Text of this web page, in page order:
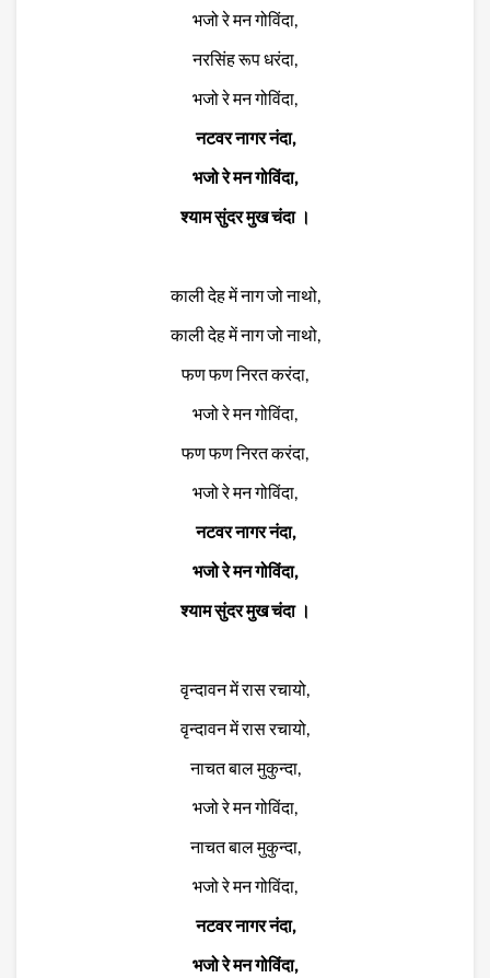
भजो रे मन गोविंदा,
नरसिंह रूप धरंदा,
भजो रे मन गोविंदा,
नटवर नागर नंदा,
भजो रे मन गोविंदा,
श्याम सुंदर मुख चंदा ।
काली देह में नाग जो नाथो,
काली देह में नाग जो नाथो,
फण फण निरत करंदा,
भजो रे मन गोविंदा,
फण फण निरत करंदा,
भजो रे मन गोविंदा,
नटवर नागर नंदा,
भजो रे मन गोविंदा,
श्याम सुंदर मुख चंदा ।
वृन्दावन में रास रचायो,
वृन्दावन में रास रचायो,
नाचत बाल मुकुन्दा,
भजो रे मन गोविंदा,
नाचत बाल मुकुन्दा,
भजो रे मन गोविंदा,
नटवर नागर नंदा,
भजो रे मन गोविंदा,